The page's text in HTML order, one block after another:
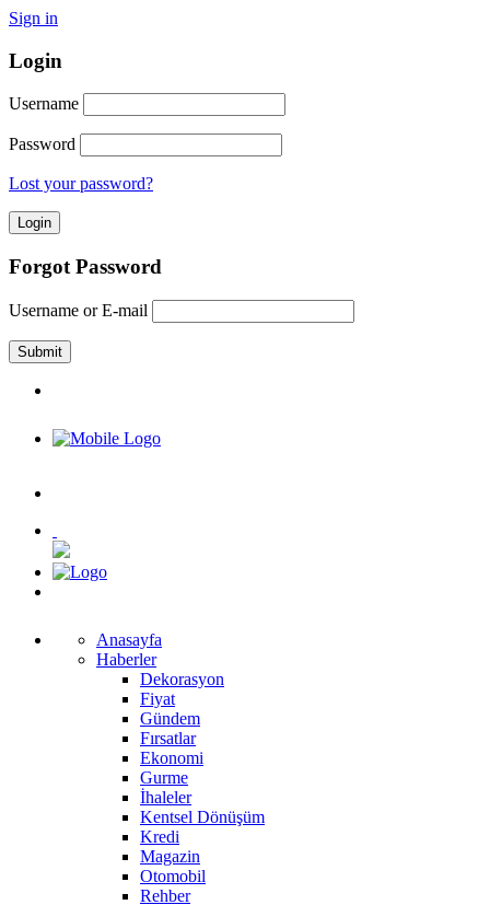
Sign in
Login
Username
Password
Lost your password?
Forgot Password
Username or E-mail
Anasayfa
Haberler
Dekorasyon
Fiyat
Gündem
Fırsatlar
Ekonomi
Gurme
İhaleler
Kentsel Dönüşüm
Kredi
Magazin
Otomobil
Rehber